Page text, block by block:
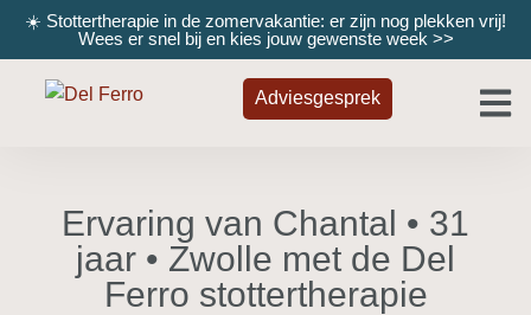
☀️ Stottertherapie in de zomervakantie: er zijn nog plekken vrij!
Wees er snel bij en kies jouw gewenste week >>
Adviesgesprek
Ervaring van Chantal • 31
jaar • Zwolle met de Del
Ferro stottertherapie